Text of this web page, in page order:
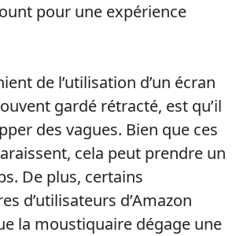
pour une expérience
de l’utilisation d’un écran
gardé rétracté, est qu’il
des vagues. Bien que ces
cela peut prendre un
De plus, certains
d’utilisateurs d’Amazon
la moustiquaire dégage une